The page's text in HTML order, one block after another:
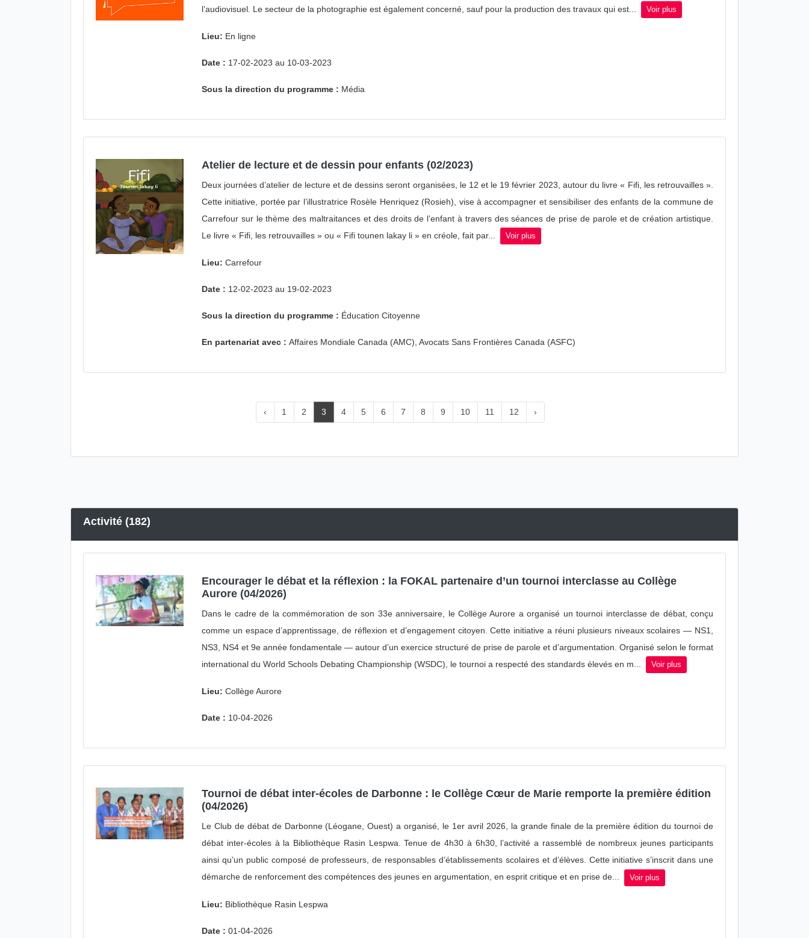
l’audiovisuel. Le secteur de la photographie est également concerné, sauf pour la production des travaux qui est...
Voir plus
Lieu: En ligne
Date : 17-02-2023 au 10-03-2023
Sous la direction du programme : Média
Atelier de lecture et de dessin pour enfants (02/2023)
Deux journées d’atelier de lecture et de dessins seront organisées, le 12 et le 19 février 2023, autour du livre « Fifi, les retrouvailles ».
Cette initiative, portée par l’illustratrice Rosèle Henriquez (Rosieh), vise à accompagner et sensibiliser des enfants de la commune de
Carrefour sur le thème des maltraitances et des droits de l’enfant à travers des séances de prise de parole et de création artistique.
Le livre « Fifi, les retrouvailles » ou « Fifi tounen lakay li » en créole, fait par...
Voir plus
Lieu: Carrefour
Date : 12-02-2023 au 19-02-2023
Sous la direction du programme : Éducation Citoyenne
En partenariat avec : Affaires Mondiale Canada (AMC), Avocats Sans Frontières Canada (ASFC)
‹ 1 2 3 4 5 6 7 8 9 10 11 12 ›
Activité (182)
Encourager le débat et la réflexion : la FOKAL partenaire d’un tournoi interclasse au Collège
Aurore (04/2026)
Dans le cadre de la commémoration de son 33e anniversaire, le Collège Aurore a organisé un tournoi interclasse de débat, conçu
comme un espace d’apprentissage, de réflexion et d’engagement citoyen. Cette initiative a réuni plusieurs niveaux scolaires — NS1,
NS3, NS4 et 9e année fondamentale — autour d’un exercice structuré de prise de parole et d’argumentation. Organisé selon le format
international du World Schools Debating Championship (WSDC), le tournoi a respecté des standards élevés en m...
Voir plus
Lieu: Collège Aurore
Date : 10-04-2026
Tournoi de débat inter-écoles de Darbonne : le Collège Cœur de Marie remporte la première édition
(04/2026)
Le Club de débat de Darbonne (Léogane, Ouest) a organisé, le 1er avril 2026, la grande finale de la première édition du tournoi de
débat inter-écoles à la Bibliothèque Rasin Lespwa. Tenue de 4h30 à 6h30, l’activité a rassemblé de nombreux jeunes participants
ainsi qu’un public composé de professeurs, de responsables d’établissements scolaires et d’élèves. Cette initiative s’inscrit dans une
démarche de renforcement des compétences des jeunes en argumentation, en esprit critique et en prise de...
Voir plus
Lieu: Bibliothèque Rasin Lespwa
Date : 01-04-2026